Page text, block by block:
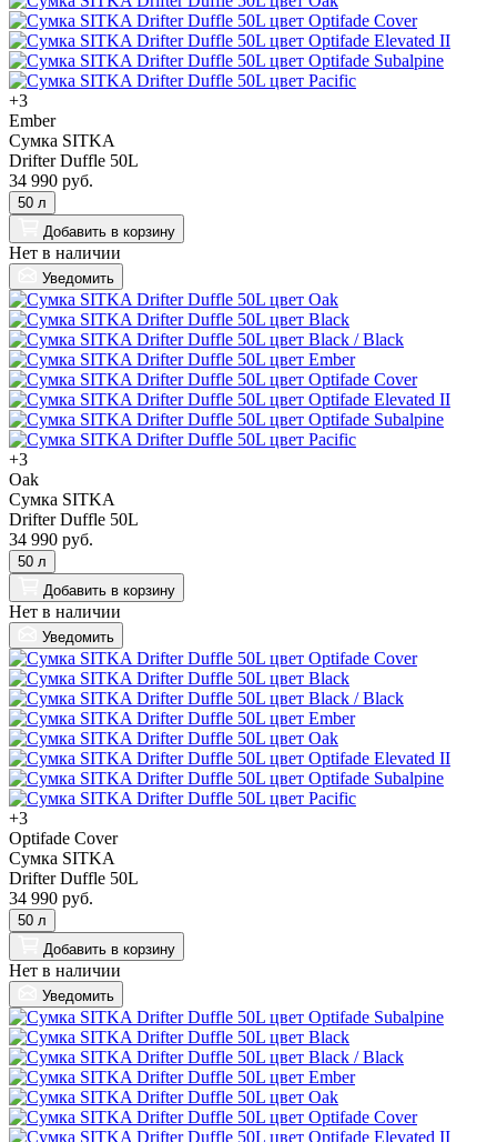
+3
Ember
Сумка SITKA
Drifter Duffle 50L
34 990 руб.
50 л
Добавить в корзину
Нет в наличии
Уведомить
+3
Oak
Сумка SITKA
Drifter Duffle 50L
34 990 руб.
50 л
Добавить в корзину
Нет в наличии
Уведомить
+3
Optifade Cover
Сумка SITKA
Drifter Duffle 50L
34 990 руб.
50 л
Добавить в корзину
Нет в наличии
Уведомить